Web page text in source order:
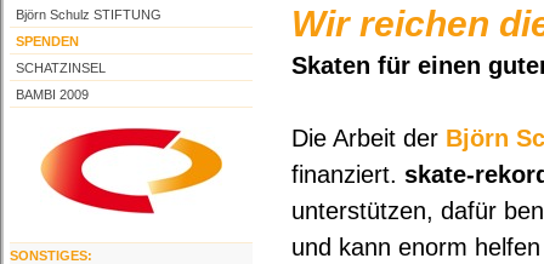
Björn Schulz STIFTUNG
SPENDEN
SCHATZINSEL
BAMBI 2009
SONSTIGES:
Wir reichen
Skaten für einen
Die Arbeit der Björn
finanziert. skate-
unterstützen, dafür
und kann enorm